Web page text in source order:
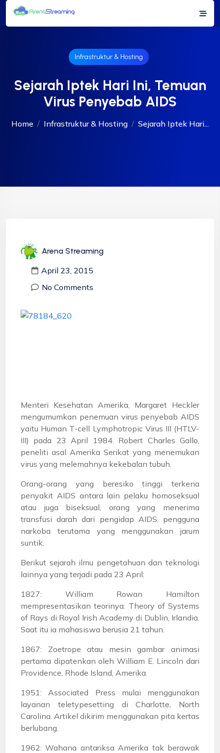
Infrastruktur & Hosting
Sejarah Iptek Hari Ini, Temuan
Virus Penyebab AIDS
Home Infrastruktur & Hosting Sejarah Iptek Hari...
Arena Streaming
April 23, 2015
No Comments
Menteri Kesehatan Amerika, Margaret Heckler
mengumumkan penemuan virus penyebab AIDS
yaitu Human T-cell Lymphotropic Virus III (HTLV-
III) pada 23 April 1984. Robert Charles Gallo,
peneliti asal Amerika Serikat yang menemukan
virus yang melemahnya kekebalan tubuh.
Orang-orang yang beresiko tinggi terkena
penyakit AIDS antara lain pelaku homoseksual
atau juga biseksual, orang yang menerima
transfusi darah dari pengidap AIDS, pengguna
narkoba terutama yang menggunakan jarum
suntik.
Berikut sejarah ilmu pengetahuan dan teknologi
lainnya yang terjadi pada 23 April:
1827: William Rowan Hamilton
mempresentasikan teorinya: Theory of Systems
of Rays di Royal Irish Academy di Dublin, Irlandia.
Saat itu ia mahasiswa berusia 21 tahun.
1867: Zoetrope atau mesin gambar animasi
pertama dipatenkan oleh William E. Lincoln dari
Providence, Rhode Island, Amerika.
1951: Associated Press mulai menggunakan
layanan teletypesetting di Charlotte, North
Carolina. Artikel dikirim menggunakan pita kertas
berlubang.
1962: Wahana antariksa Amerika tak berawak